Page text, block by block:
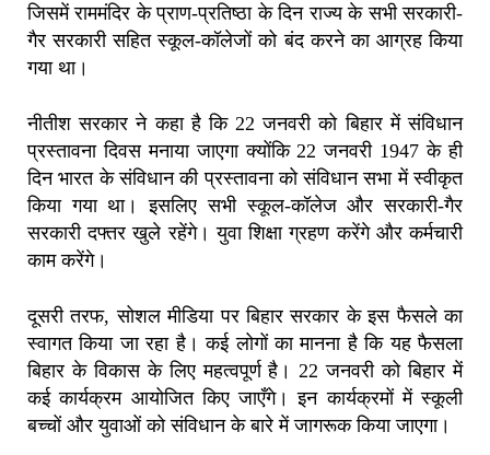
जिसमें राममंदिर के प्राण-प्रतिष्ठा के दिन राज्य के सभी सरकारी-
गैर सरकारी सहित स्कूल-कॉलेजों को बंद करने का आग्रह किया
गया था।
नीतीश सरकार ने कहा है कि 22 जनवरी को बिहार में संविधान
प्रस्तावना दिवस मनाया जाएगा क्योंकि 22 जनवरी 1947 के ही
दिन भारत के संविधान की प्रस्तावना को संविधान सभा में स्वीकृत
किया गया था। इसलिए सभी स्कूल-कॉलेज और सरकारी-गैर
सरकारी दफ्तर खुले रहेंगे। युवा शिक्षा ग्रहण करेंगे और कर्मचारी
काम करेंगे।
दूसरी तरफ, सोशल मीडिया पर बिहार सरकार के इस फैसले का
स्वागत किया जा रहा है। कई लोगों का मानना है कि यह फैसला
बिहार के विकास के लिए महत्वपूर्ण है। 22 जनवरी को बिहार में
कई कार्यक्रम आयोजित किए जाएँगे। इन कार्यक्रमों में स्कूली
बच्चों और युवाओं को संविधान के बारे में जागरूक किया जाएगा।